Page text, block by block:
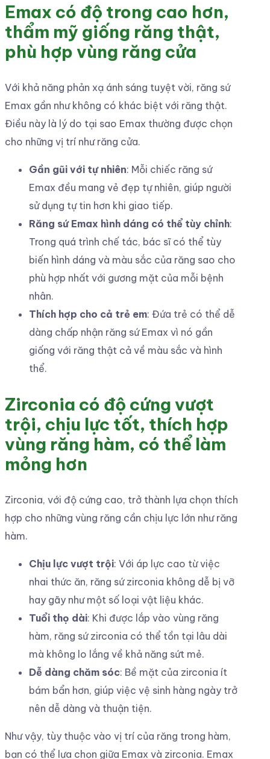
Emax có độ trong cao hơn,
thẩm mỹ giống răng thật,
phù hợp vùng răng cửa
Với khả năng phản xạ ánh sáng tuyệt vời, răng sứ
Emax gần như không có khác biệt với răng thật.
Điều này là lý do tại sao Emax thường được chọn
cho những vị trí như răng cửa.
Gần gũi với tự nhiên: Mỗi chiếc răng sứ
Emax đều mang vẻ đẹp tự nhiên, giúp người
sử dụng tự tin hơn khi giao tiếp.
Răng sứ Emax hình dáng có thể tùy chỉnh:
Trong quá trình chế tác, bác sĩ có thể tùy
biến hình dáng và màu sắc của răng sao cho
phù hợp nhất với gương mặt của mỗi bệnh
nhân.
Thích hợp cho cả trẻ em: Đứa trẻ có thể dễ
dàng chấp nhận răng sứ Emax vì nó gần
giống với răng thật cả về màu sắc và hình
thể.
Zirconia có độ cứng vượt
trội, chịu lực tốt, thích hợp
vùng răng hàm, có thể làm
mỏng hơn
Zirconia, với độ cứng cao, trở thành lựa chọn thích
hợp cho những vùng răng cần chịu lực lớn như răng
hàm.
Chịu lực vượt trội: Với áp lực cao từ việc
nhai thức ăn, răng sứ zirconia không dễ bị vỡ
hay gãy như một số loại vật liệu khác.
Tuổi thọ dài: Khi được lắp vào vùng răng
hàm, răng sứ zirconia có thể tồn tại lâu dài
mà không lo lắng về khả năng sứt mẻ.
Dễ dàng chăm sóc: Bề mặt của zirconia ít
bám bẩn hơn, giúp việc vệ sinh hàng ngày trở
nên dễ dàng và thuận tiện.
Như vậy, tùy thuộc vào vị trí của răng trong hàm,
bạn có thể lựa chọn giữa Emax và zirconia. Emax